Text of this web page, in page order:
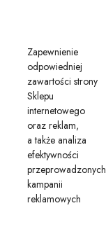
Zapewnienie
odpowiedniej
zawartości strony
Sklepu
internetowego
oraz reklam,
a także analiza
efektywności
przeprowadzonych
kampanii
reklamowych